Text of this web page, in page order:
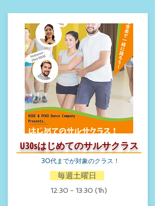
U30s​はじめてのサルサクラス
30代までが対象のクラス！
​ 毎週土曜日
​12:30 - 13:30 (1h)